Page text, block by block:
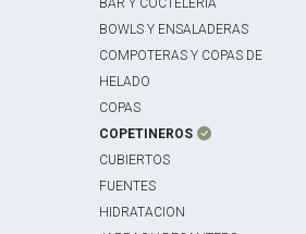
BAR Y COCTELERIA
BOWLS Y ENSALADERAS
COMPOTERAS Y COPAS DE
HELADO
COPAS
COPETINEROS
CUBIERTOS
FUENTES
HIDRATACION